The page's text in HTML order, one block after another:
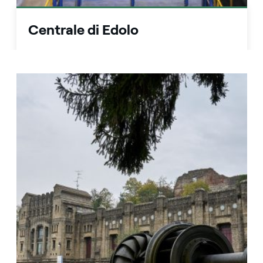
Centrale di Edolo
Sociale ONLUS InExodus, apriamo la nostra
centrale di Edolo, per scoprire da vicino,
attraverso un percorso guidato, come funziona
l'energia dell'acqua.